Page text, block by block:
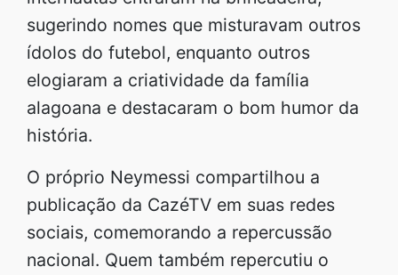
sugerindo nomes que misturavam outros
ídolos do futebol, enquanto outros
elogiaram a criatividade da família
alagoana e destacaram o bom humor da
história.
O próprio Neymessi compartilhou a
publicação da CazéTV em suas redes
sociais, comemorando a repercussão
nacional. Quem também repercutiu o